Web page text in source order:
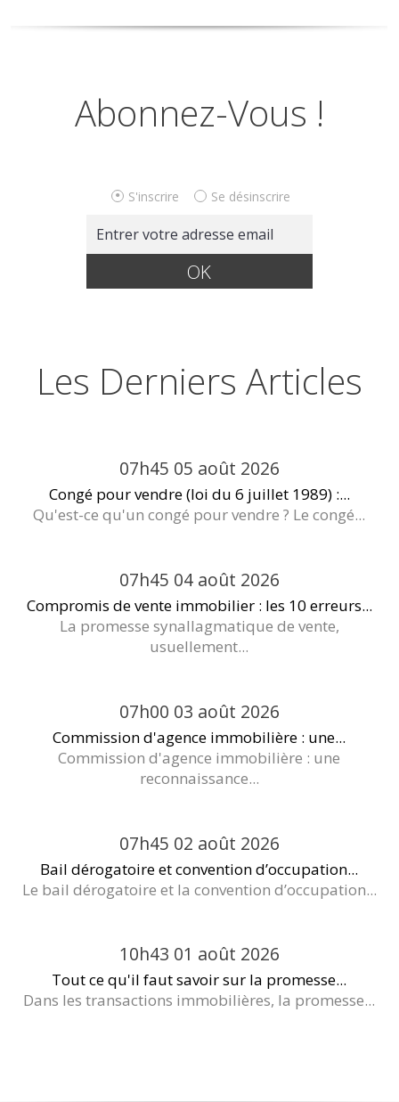
Abonnez-Vous !
S'inscrire Se désinscrire
Les Derniers Articles
07h45 05 août 2026
Congé pour vendre (loi du 6 juillet 1989) :...
Qu'est-ce qu'un congé pour vendre ? Le congé...
07h45 04 août 2026
Compromis de vente immobilier : les 10 erreurs...
La promesse synallagmatique de vente,
usuellement...
07h00 03 août 2026
Commission d'agence immobilière : une...
Commission d'agence immobilière : une
reconnaissance...
07h45 02 août 2026
Bail dérogatoire et convention d’occupation...
Le bail dérogatoire et la convention d’occupation...
10h43 01 août 2026
Tout ce qu'il faut savoir sur la promesse...
Dans les transactions immobilières, la promesse...